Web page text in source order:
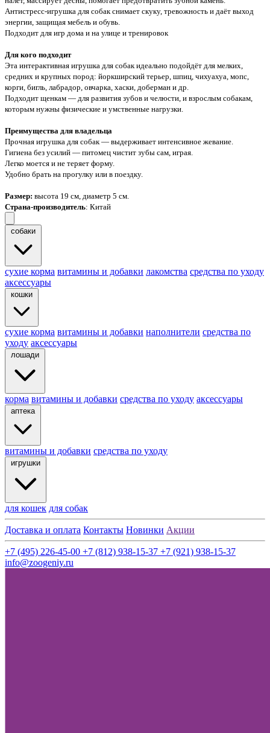
Антистресс-игрушка для собак снимает скуку, тревожность и даёт выход
энергии, защищая мебель и обувь.
Подходит для игр дома и на улице и тренировок
Для кого подходит
Эта интерактивная игрушка для собак идеально подойдёт для мелких,
средних и крупных пород: йоркширский терьер, шпиц, чихуахуа, мопс,
корги, бигль, лабрадор, овчарка, хаски, доберман и др.
Подходит щенкам — для развития зубов и челюсти, и взрослым собакам,
которым нужны физические и умственные нагрузки.
Преимущества для владельца
Прочная игрушка для собак — выдерживает интенсивное жевание.
Гигиена без усилий — питомец чистит зубы сам, играя.
Легко моется и не теряет форму.
Удобно брать на прогулку или в поездку.
Размер: высота 19 см, диаметр 5 см.
Страна-производитель: Китай
собаки
cухие корма витамины и добавки лакомства средства по уходу
аксессуары
кошки
сухие корма витамины и добавки наполнители средства по
уходу аксессуары
лошади
корма витамины и добавки средства по уходу аксессуары
аптека
витамины и добавки средства по уходу
игрушки
для кошек для собак
Доставка и оплата Контакты Новинки Акции
+7 (495) 226-45-00 +7 (812) 938-15-37 +7 (921) 938-15-37
info@zoogeniy.ru